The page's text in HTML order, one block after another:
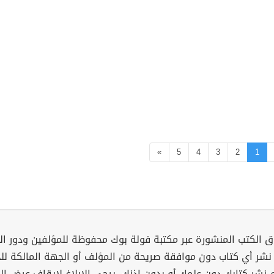
1
2
3
4
5
»
الكتب المنشورة عبر مكتبة فولة بوك محفوظة للمؤلفين ودور
نشر أي كتاب دون موافقة صريحة من المؤلف أو الجهة المالكة